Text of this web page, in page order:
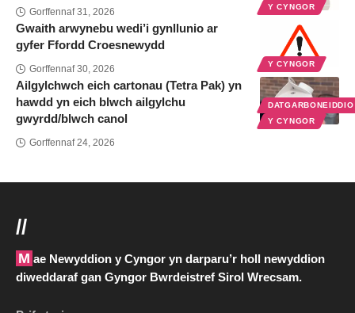
Y CYNGOR
Gorffennaf 31, 2026
Y CYNGOR
Gwaith arwynebu wedi’i gynllunio ar
gyfer Ffordd Croesnewydd
Gorffennaf 30, 2026
Y CYNGOR
Ailgylchwch eich cartonau (Tetra Pak) yn
hawdd yn eich blwch ailgylchu
gwyrdd/blwch canol
Gorffennaf 24, 2026
//
Mae Newyddion y Cyngor yn darparu’r holl newyddion
diweddaraf gan Gyngor Bwrdeistref Sirol Wrecsam.